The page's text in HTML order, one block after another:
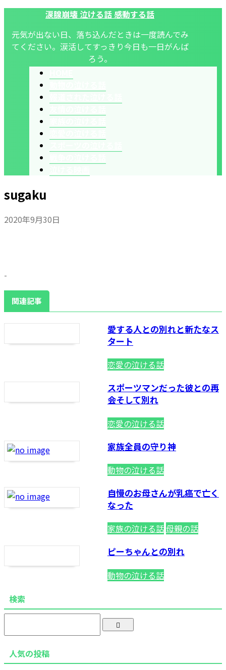
涙腺崩壊 泣ける話 感動する話
元気が出ない日、落ち込んだときは一度読んでみ
てください。涙活してすっきり今日も一日がんば
ろう。
sugaku
2020年9月30日
-
関連記事
愛する人との別れと新たなス
タート
恋愛の泣ける話
スポーツマンだった彼との再
会そして別れ
恋愛の泣ける話
家族全員の守り神
動物の泣ける話
自慢のお母さんが乳癌で亡く
なった
家族の泣ける話母親の話
ピーちゃんとの別れ
動物の泣ける話
検索
人気の投稿